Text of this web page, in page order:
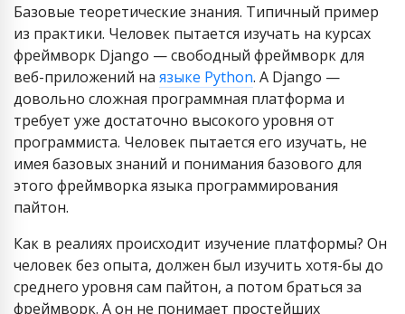
Базовые теоретические знания. Типичный пример
из практики. Человек пытается изучать на курсах
фреймворк Django — свободный фреймворк для
веб-приложений на языке Python. А Django —
довольно сложная программная платформа и
требует уже достаточно высокого уровня от
программиста. Человек пытается его изучать, не
имея базовых знаний и понимания базового для
этого фреймворка языка программирования
пайтон.
Как в реалиях происходит изучение платформы? Он
человек без опыта, должен был изучить хотя-бы до
среднего уровня сам пайтон, а потом браться за
фреймворк. А он не понимает простейших